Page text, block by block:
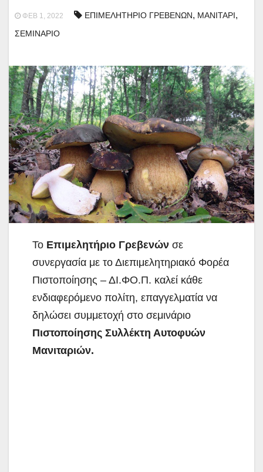
ΦΕΒ 1, 2022 ΕΠΙΜΕΛΗΤΗΡΙΟ ΓΡΕΒΕΝΩΝ, ΜΑΝΙΤΑΡΙ,
ΣΕΜΙΝΑΡΙΟ
Το Επιμελητήριο Γρεβενών σε
συνεργασία με το Διεπιμελητηριακό Φορέα
Πιστοποίησης – ΔΙ.ΦΟ.Π. καλεί κάθε
ενδιαφερόμενο πολίτη, επαγγελματία να
δηλώσει συμμετοχή στο σεμινάριο
Πιστοποίησης Συλλέκτη Αυτοφυών
Μανιταριών.